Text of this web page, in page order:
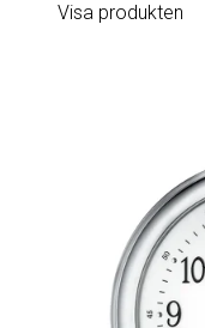
Visa produkten